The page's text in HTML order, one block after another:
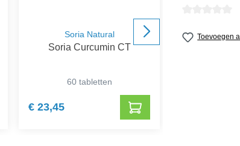
Soria Natural
Soria Curcumin CT
60 tabletten
€ 23,45
Toevoegen